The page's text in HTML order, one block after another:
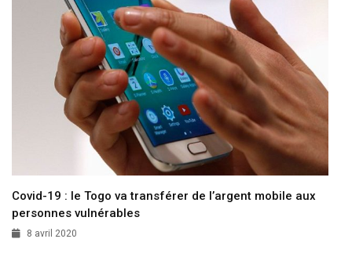
Covid-19 : le Togo va transférer de l’argent mobile aux
personnes vulnérables
8 avril 2020